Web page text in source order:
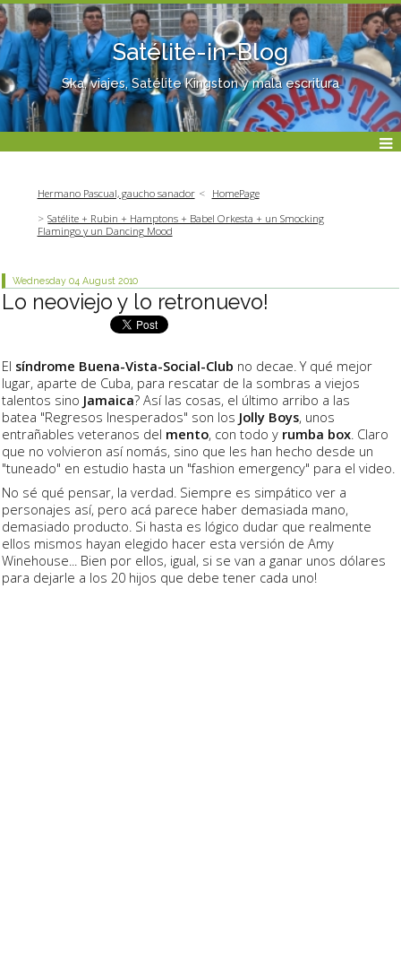
Satélite-in-Blog
Ska, viajes, Satélite Kingston y mala escritura
Hermano Pascual, gaucho sanador
HomePage
Satélite + Rubin + Hamptons + Babel Orkesta + un Smocking
Flamingo y un Dancing Mood
Wednesday 04 August 2010
Lo neoviejo y lo retronuevo!
El síndrome Buena-Vista-Social-Club no decae. Y qué mejor
lugar, aparte de Cuba, para rescatar de la sombras a viejos
talentos sino Jamaica? Así las cosas, el último arribo a las
batea "Regresos Inesperados" son los Jolly Boys, unos
entrañables veteranos del mento, con todo y rumba box . Claro
que no volvieron así nomás, sino que les han hecho desde un
"tuneado" en estudio hasta un "fashion emergency" para el video.
No sé qué pensar, la verdad. Siempre es simpático ver a
personajes así, pero acá parece haber demasiada mano,
demasiado producto. Si hasta es lógico dudar que realmente
ellos mismos hayan elegido hacer esta versión de Amy
Winehouse... Bien por ellos, igual, si se van a ganar unos dólares
para dejarle a los 20 hijos que debe tener cada uno!